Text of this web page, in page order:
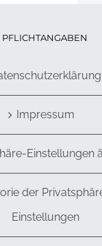
PFLICHTANGABEN
Impressum
Einstellungen
der
Einstellungen